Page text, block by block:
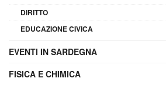
DIRITTO
EDUCAZIONE CIVICA
EVENTI IN SARDEGNA
FISICA E CHIMICA